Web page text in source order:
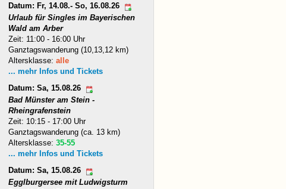
Datum: Fr, 14.08.- So, 16.08.26
Urlaub für Singles im Bayerischen
Wald am Arber
Zeit: 11:00 - 16:00 Uhr
Ganztagswanderung (10,13,12 km)
Altersklasse:alle
... mehr Infos und Tickets
Datum: Sa, 15.08.26
Bad Münster am Stein -
Rheingrafenstein
Zeit: 10:15 - 17:00 Uhr
Ganztagswanderung (ca. 13 km)
Altersklasse:35-55
... mehr Infos und Tickets
Datum: Sa, 15.08.26
Egglburgersee mit Ludwigsturm